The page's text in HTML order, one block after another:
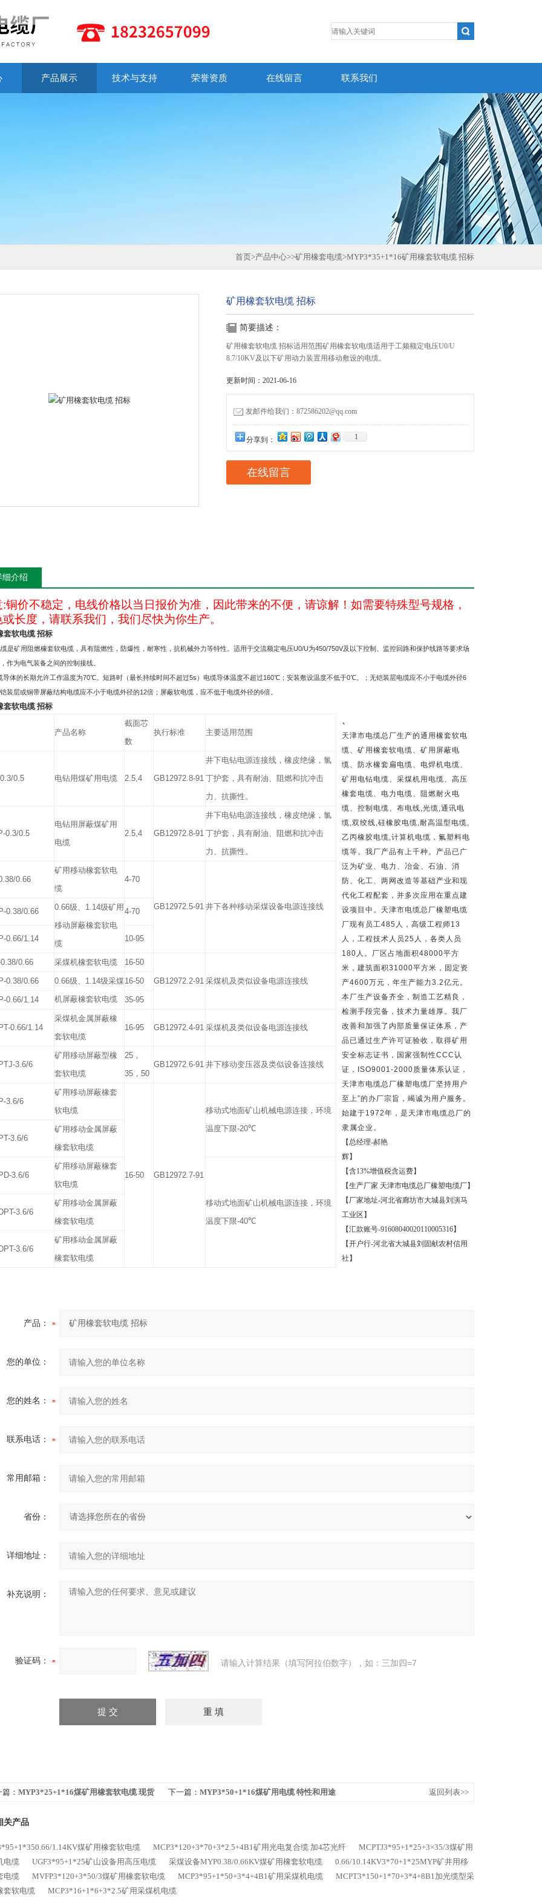
产品展示 技术与支持 荣誉资质 在线留言 联系我们
首页>产品中心>>矿用橡套电缆>MYP3*35+1*16矿用橡套软电缆 招标
矿用橡套软电缆 招标
简要描述：
矿用橡套软电缆 招标适用范围矿用橡套软电缆适用于工频额定电压U0/U
8.7/10KV及以下矿用动力装置用移动敷设的电缆。
更新时间：2021-06-16
发邮件给我们：872586202@qq.com
分享到： 1
在线留言
细介绍
:铜价不稳定，电线价格以当日报价为准，因此带来的不便，请谅解！如需要特殊型号规格，
或长度，请联系我们，我们尽快为你生产。
套软电缆 招标
是矿用阻燃橡套软电缆，具有阻燃性，防爆性，耐寒性，抗机械外力等特性。适用于交流额定电压U0/U为450/750V及以下控制、监控回路和保护线路等要求场
作为电气装备之间的控制接线。
导体的长期允许工作温度为70℃。短路时（最长持续时间不超过5s ）电缆导体温度不超过160℃；安装敷设温度不低于0℃。；无铠装层电缆应不小于电缆外径6
装层或铜带屏蔽结构电缆应不小于电缆外径的12倍；屏蔽软电缆，应不低于电缆外径的6倍。
套软电缆 招标
产品名称
截面芯
数
执行标准 主要适用范围
0.5 电钻用煤矿用电缆 2.5,4 GB12972.8-91
井下电钻电源连接线，橡皮绝缘，氯
丁护套，具有耐油、阻燃和抗冲击
力、抗撕性。
0.3/0.5
电钻用屏蔽煤矿用
电缆
2.5,4 GB12972.8-91
井下电钻电源连接线，橡皮绝缘，氯
丁护套，具有耐油、阻燃和抗冲击
力、抗撕性。
0.66
矿用移动橡套软电
缆
4-70
GB12972.5-91 井下各种移动采煤设备电源连接线
0.38/0.66 0.66级、 1.14级矿用
移动屏蔽橡套软电
缆
4-70
0.66/1.14 10-95
0.38/0.66 采煤机橡套软电缆 16-50
GB12972.2-91 采煤机及类似设备电源连接线
0.38/0.66 0.66级、 1.14级采煤
机屏蔽橡套软电缆
16-50
0.66/1.14 35-95
0.66/1.14
采煤机金属屏蔽橡
套软电缆
16-95 GB12972.4-91 采煤机及类似设备电源连接线
3.6/6
矿用移动屏蔽型橡
套软电缆
25 ，
35 ， 50
GB12972.6-91 井下移动变压器及类似设备连接线
3.6/6
矿用移动屏蔽橡套
软电缆
16-50 GB12972.7-91
移动式地面矿山机械电源连接，环境
温度下限-20℃
3.6/6
矿用移动金属屏蔽
橡套软电缆
3.6/6
矿用移动屏蔽橡套
软电缆
移动式地面矿山机械电源连接，环境
温度下限-40℃
3.6/6
矿用移动金属屏蔽
橡套软电缆
3.6/6
矿用移动金属屏蔽
橡套软电缆
、
天津市电缆总厂生产的通用橡套软电
缆、矿用橡套软电缆、矿用屏蔽电
缆、防水橡套扁电缆、电焊机电缆、
矿用电钻电缆、采煤机用电缆、高压
橡套电缆、电力电缆、阻燃耐火电
缆、控制电缆、布电线,光缆,通讯电
缆,双绞线,硅橡胶电缆,耐高温型电缆,
乙丙橡胶电缆,计算机电缆，氟塑料电
缆等。我厂产品有上千种。产品已广
泛为矿业、电力、冶金、石油、消
防、化工、两网改造等基础产业和现
代化工程配套，并多次应用在重点建
设项目中。天津市电缆总厂橡塑电缆
厂现有员工485 人，高级工程师13
人，工程技术人员25 人，各类人员
180 人。厂区占地面积48000平方
米，建筑面积31000平方米，固定资
产4600万元，年生产能力3.2亿元。
本厂生产设备齐全，制造工艺精良，
检测手段完备，技术力量雄厚。我厂
改善和加强了内部质量保证体系，产
品已通过生产许可证验收，取得矿用
安全标志证书，国家强制性CCC认
证，
ISO9001-2000质量体系认证，
天津市电缆总厂橡塑电缆厂坚持用户
至上”的办厂宗旨，竭诚为用户服务。
始建于1972年，是天津市电缆总厂的
隶属企业。
【总经理-郝艳
辉】
【含13%增值税含运费】
【生产厂家 天津市电缆总厂橡塑电缆厂】
【厂家地址-河北省廊坊市大城县刘演马
工业区】
【汇款账号-91608040020110005316】
【开户行-河北省大城县刘固献农村信用
社】
产品：
您的单位：
您的姓名：
联系电话：
常用邮箱：
省份：
详细地址：
补充说明：
验证码： 请输入计算结果（填写阿拉伯数字），如：三加四=7
： MYP3*25+1*16煤矿用橡套软电缆 现货
下一篇： MYP3*50+1*16煤矿用电缆 特性和用途 返回列表>>
关产品
1.14KV煤矿用橡套软电缆 MCP3*120+3*70+3*2.5+4B1矿用光电复合缆 加4芯光纤
MCPTJ3*95+1*25+3×35/3煤矿用
电缆
UGF3*95+1*25矿山设备用高压电缆 采煤设备MYP0.38/0.66KV煤矿用橡套软电缆
0.66/10.14KV3*70+1*25MYP矿井用移
电缆
MVFP3*120+3*50/3煤矿用橡套软电缆 MCP3*95+1*50+3*4+4B1矿用采煤机电缆
MCPT3*150+1*70+3*4+8B1加光缆型采
套软电缆
MCP3*16+1*6+3*2.5矿用采煤机电缆